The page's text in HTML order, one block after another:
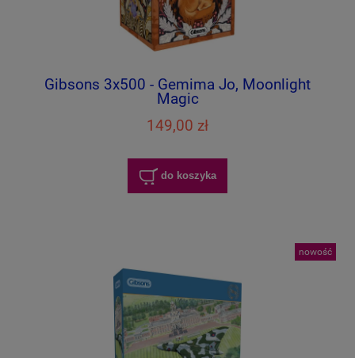
Gibsons 3x500 - Gemima Jo, Moonlight
Magic
149,00 zł
do koszyka
nowość